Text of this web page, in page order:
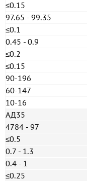
≤0.15
97.65 - 99.35
≤0.1
0.45 - 0.9
≤0.2
≤0.15
90-196
60-147
10-16
АД35
4784 - 97
≤0.5
0.7 - 1.3
0.4 - 1
≤0.25